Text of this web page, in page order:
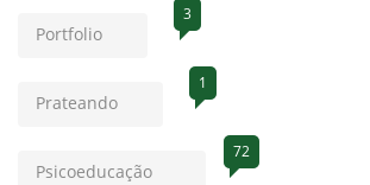
Portfolio
3
Prateando
1
Psicoeducação
72